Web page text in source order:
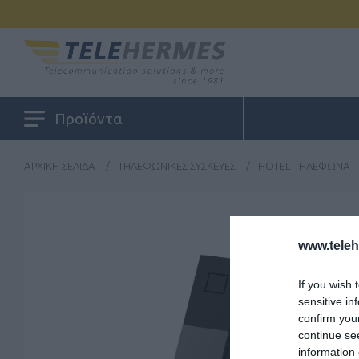
If you wish
sensitive
confirm
continue
information
Προϊόντα
ΑΡΧΙΚΉ ΣΕΛΊΔΑ / ΤΗΛΕΦΩΝΙΚΈΣ ΣΥΣΚΕΥΈΣ / HOTEL ΤΗΛΈΦΩΝΑ